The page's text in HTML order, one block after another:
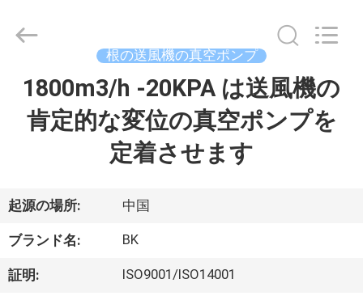
ダ
ク
ト
Copyright
Machine
(Jiangsu)
根の送風機の真空ポンプ
1800m3/h -20KPA は送風機の
肯定的な変位の真空ポンプを
定着させます
起源の場所: 中国
ブランド名: BK
証明: ISO9001/ISO14001